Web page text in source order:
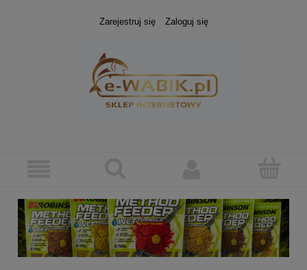
Zarejestruj się Zaloguj się